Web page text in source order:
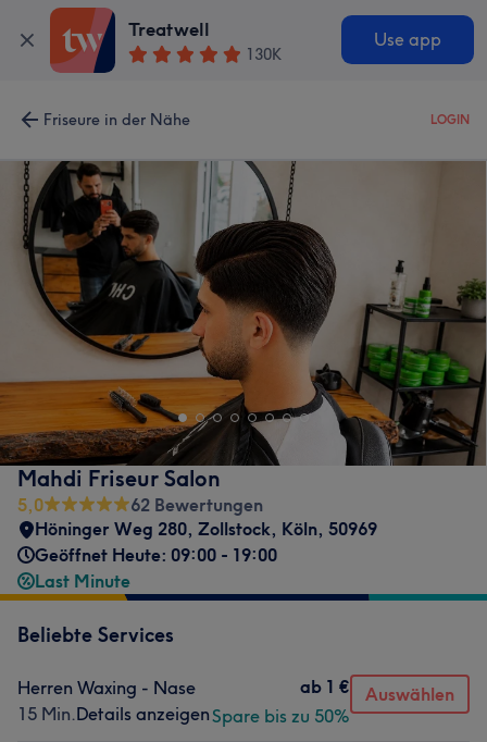
Treatwell
130K
Use app
Friseure in der Nähe LOGIN
Mahdi Friseur Salon
5,0
62 Bewertungen
Höninger Weg 280, Zollstock, Köln, 50969
Geöffnet Heute: 09:00 - 19:00
Last Minute
Beliebte Services
Herren Waxing - Nase
15 Min.Details anzeigen
ab 1 €
Spare bis zu 50%
Auswählen